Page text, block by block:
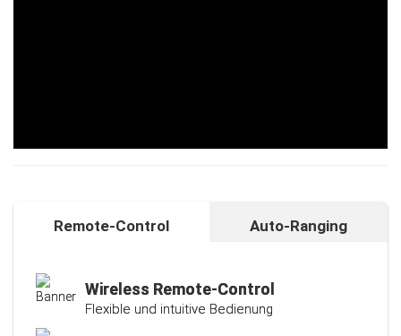
Remote-Control Auto-Ranging
Wireless Remote-Control
Flexible und intuitive Bedienung
Kalibrierungsfunktion
Das Steuergerät (ECU) verfügt über eine